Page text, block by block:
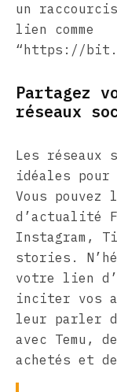
un
lien comme
“https://
Partagez
réseaux
Les réseaux
idéales pour
Vous
d’actualité
Instagram,
stories.
votre lien
inciter vos
leur parler
avec Temu,
achetés et